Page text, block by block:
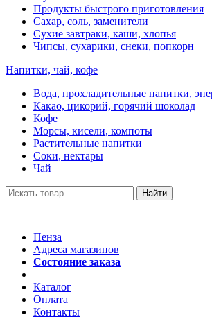
Продукты быстрого приготовления
Сахар, соль, заменители
Сухие завтраки, каши, хлопья
Чипсы, сухарики, снеки, попкорн
Напитки, чай, кофе
Вода, прохладительные напитки,
Какао, цикорий, горячий шоколад
Кофе
Морсы, кисели, компоты
Растительные напитки
Соки, нектары
Чай
Найти
Пенза
Адреса магазинов
Состояние заказа
Каталог
Оплата
Контакты